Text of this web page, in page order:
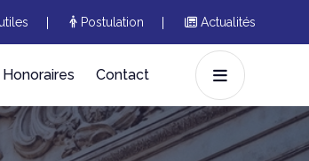
Postulation Actualités
Honoraires Contact